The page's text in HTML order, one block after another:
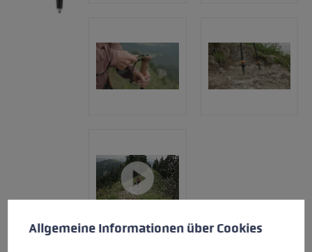
Cookie-Voreinstellungen
Allgemeine Informationen über Cookies